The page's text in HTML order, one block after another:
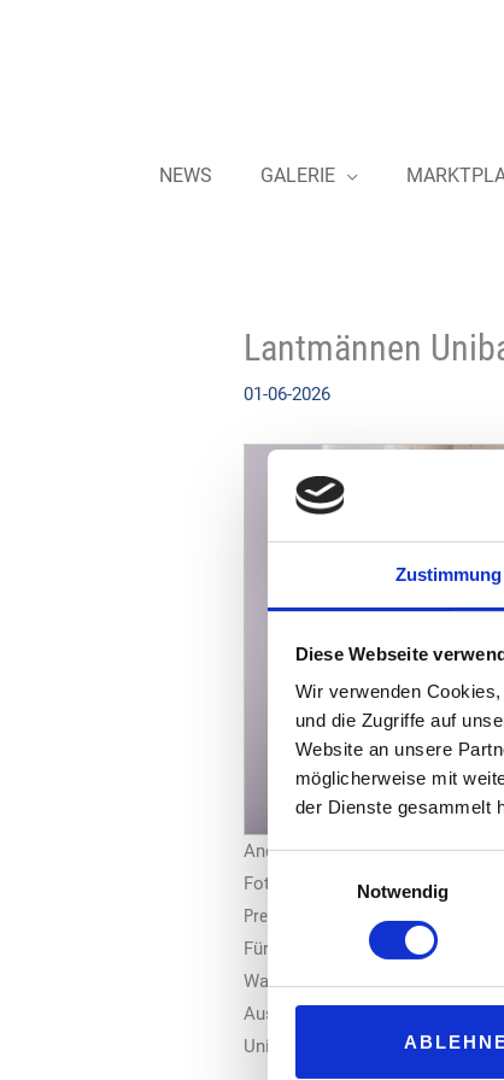
Zustimmung
Diese Webseite
Wir verwenden
und die Zugriffe auf
Website an unsere
möglicherweise mit
der Dienste gesammelt
Notwendig
NEWS GALERIE
Lantmännen
01-06-2026
Andreas Schulz
Foto: JKR/Lantmännen Unibake
Premiumisierung des Portfolios
Für seine neue Aufgabe setzt
Wachstumsphase zu führen.
Ausbau herzhafter Snacking-
Unibake‘ steht für Qualität und